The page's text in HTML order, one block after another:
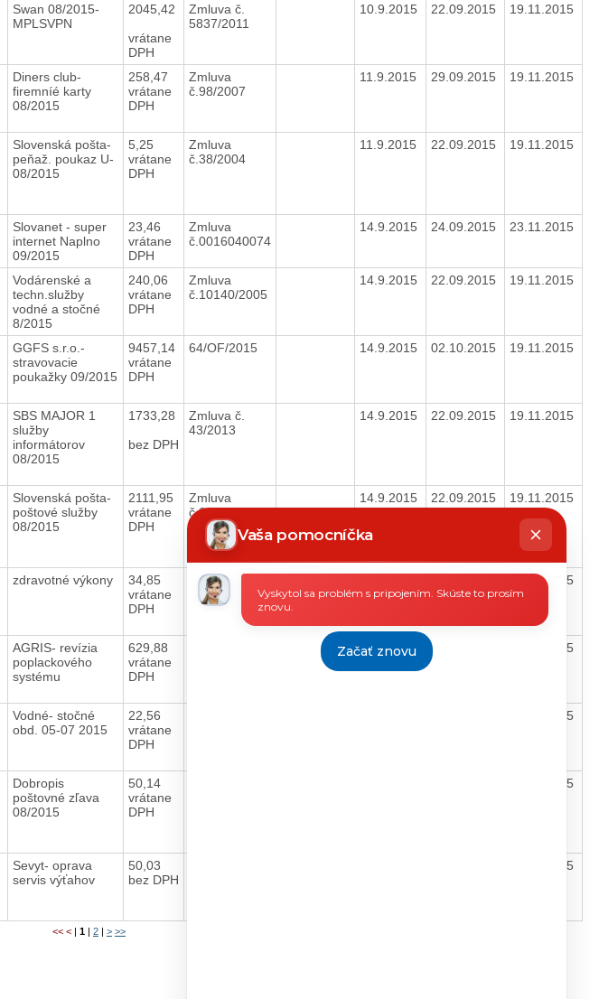
Swan 08/2015-
MPLSVPN
2045,42
vrátane
DPH
Zmluva č.
5837/2011
10.9.2015 22.09.2015 19.11.2015
Diners club-
firemníé karty
08/2015
258,47
vrátane
DPH
Zmluva
č.98/2007
11.9.2015 29.09.2015 19.11.2015
Slovenská pošta-
peňaž. poukaz U-
08/2015
5,25
vrátane
DPH
Zmluva
č.38/2004
11.9.2015 22.09.2015 19.11.2015
Slovanet - super
internet Naplno
09/2015
23,46
vrátane
DPH
Zmluva
č.0016040074
14.9.2015 24.09.2015 23.11.2015
Vodárenské a
techn.služby
vodné a stočné
8/2015
240,06
vrátane
DPH
Zmluva
č.10140/2005
14.9.2015 22.09.2015 19.11.2015
GGFS s.r.o.-
stravovacie
poukažky 09/2015
9457,14
vrátane
DPH
64/OF/2015 14.9.2015 02.10.2015 19.11.2015
SBS MAJOR 1
služby
informátorov
08/2015
1733,28
bez DPH
Zmluva č.
43/2013
14.9.2015 22.09.2015 19.11.2015
Slovenská pošta-
poštové služby
08/2015
2111,95
vrátane
DPH
Zmluva
č.38/2004
14.9.2015 22.09.2015 19.11.2015
zdravotné výkony
34,85
vrátane
DPH
19.11.2015
AGRIS- revízia
poplackového
systému
629,88
vrátane
DPH
16.9.2015 29.09.2015 23.11.2015
Vodné- stočné
obd. 05-07 2015
22,56
vrátane
DPH
23.11.2015
Dobropis
poštovné zľava
08/2015
50,14
vrátane
DPH
23.11.2015
Sevyt- oprava
servis výťahov
50,03
bez DPH
23.11.2015
<< <| 1| 2| > >>
Vaša pomocníčka
Chatbot
píše
Vyskytol sa problém s pripojením. Skúste to prosím
znovu.
Začať znovu